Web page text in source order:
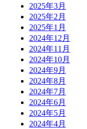
2025年3月
2025年2月
2025年1月
2024年12月
2024年11月
2024年10月
2024年9月
2024年8月
2024年7月
2024年6月
2024年5月
2024年4月